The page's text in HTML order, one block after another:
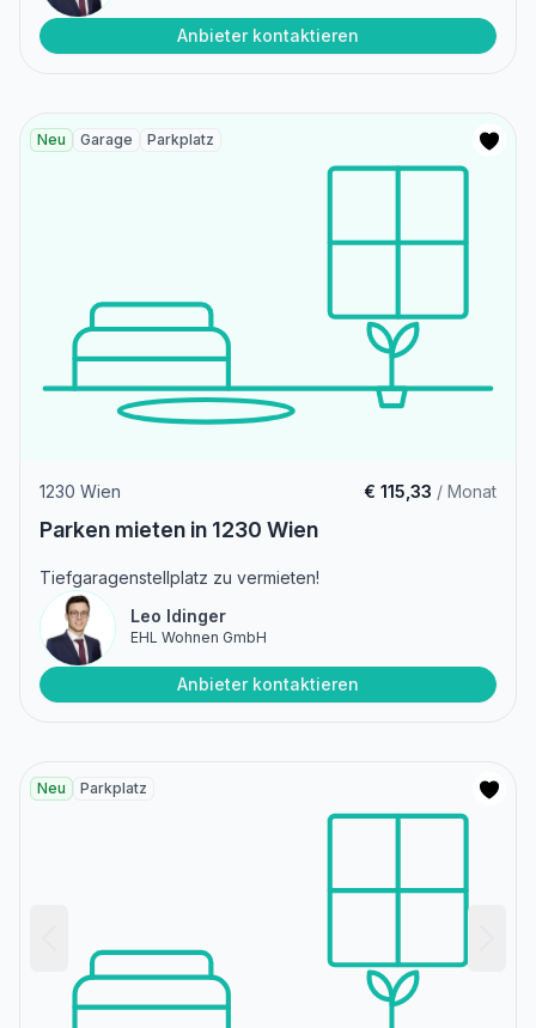
Anbieter kontaktieren
Neu Garage Parkplatz
1230 Wien € 115,33 / Monat
Parken mieten in 1230 Wien
Tiefgaragenstellplatz zu vermieten!
Leo Idinger
EHL Wohnen GmbH
Anbieter kontaktieren
Neu Parkplatz